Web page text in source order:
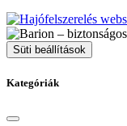
Süti beállítások
Kategóriák